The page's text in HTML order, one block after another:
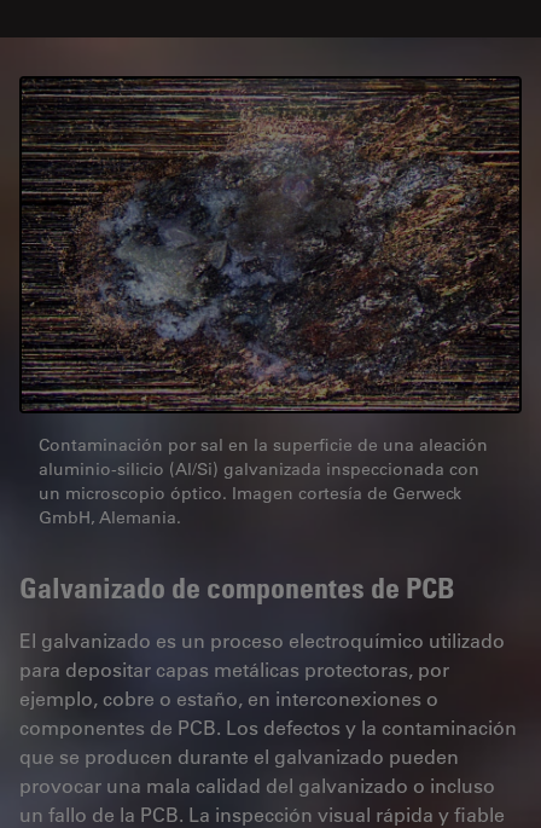
Contaminación por sal en la superficie de una aleación
aluminio-silicio (Al/Si) galvanizada inspeccionada con
un microscopio óptico. Imagen cortesía de Gerweck
GmbH, Alemania.
Galvanizado de componentes de PCB
El galvanizado es un proceso electroquímico utilizado
para depositar capas metálicas protectoras, por
ejemplo, cobre o estaño, en interconexiones o
componentes de PCB. Los defectos y la contaminación
que se producen durante el galvanizado pueden
provocar una mala calidad del galvanizado o incluso
un fallo de la PCB. La inspección visual rápida y fiable